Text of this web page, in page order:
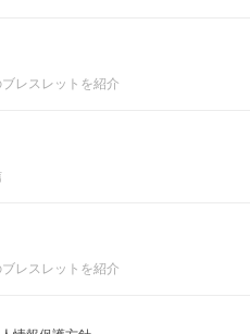
レスレットを紹介
レスレットを紹介